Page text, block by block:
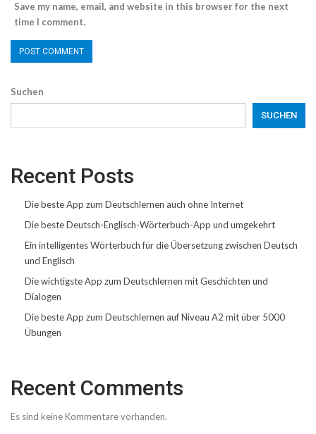
Save my name, email, and website in this browser for the next
time I comment.
Suchen
SUCHEN
Recent Posts
Die beste App zum Deutschlernen auch ohne Internet
Die beste Deutsch-Englisch-Wörterbuch-App und umgekehrt
Ein intelligentes Wörterbuch für die Übersetzung zwischen Deutsch
und Englisch
Die wichtigste App zum Deutschlernen mit Geschichten und
Dialogen
Die beste App zum Deutschlernen auf Niveau A2 mit über 5000
Übungen
Recent Comments
Es sind keine Kommentare vorhanden.